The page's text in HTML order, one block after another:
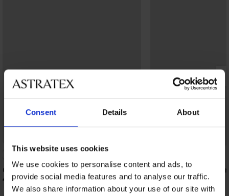
Consent Details About
This website uses cookies
We use cookies to personalise content and ads, to
provide social media features and to analyse our traffic.
We also share information about your use of our site with
Grudnjak Maia 4D zaglađujući
41,99 €
Grudnjak DIVA by IVA
39,99 €